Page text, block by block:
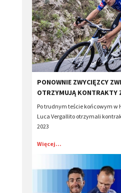
PONOWNIE ZWYCIĘZCY
OTRZYMUJĄ KONTRAKTY
Po trudnym teście końcowym w
Luca Vergallito otrzymali
2023
Więcej...